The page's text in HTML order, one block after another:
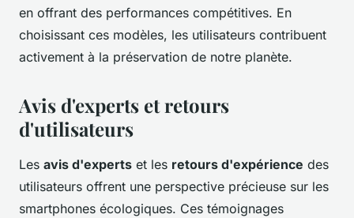
en offrant des performances compétitives. En
choisissant ces modèles, les utilisateurs contribuent
activement à la préservation de notre planète.
Avis d'experts et retours
d'utilisateurs
Les avis d'experts et les retours d'expérience des
utilisateurs offrent une perspective précieuse sur les
smartphones écologiques. Ces témoignages